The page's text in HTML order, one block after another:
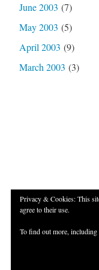
June 2003 (7)
May 2003 (5)
April 2003 (9)
March 2003 (3)
Privacy & Cookies: This
agree to their use.
To find out more,